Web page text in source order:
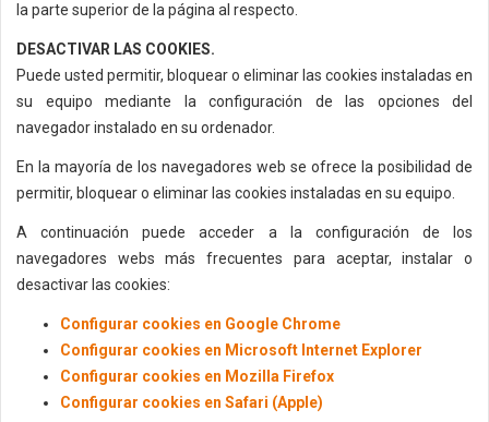
la parte superior de la página al respecto.
DESACTIVAR LAS COOKIES.
Puede usted permitir, bloquear o eliminar las cookies instaladas en
su equipo mediante la configuración de las opciones del
navegador instalado en su ordenador.
En la mayoría de los navegadores web se ofrece la posibilidad de
permitir, bloquear o eliminar las cookies instaladas en su equipo.
A continuación puede acceder a la configuración de los
navegadores webs más frecuentes para aceptar, instalar o
desactivar las cookies:
Configurar cookies en Google Chrome
Configurar cookies en Microsoft Internet Explorer
Configurar cookies en Mozilla Firefox
Configurar cookies en Safari (Apple)